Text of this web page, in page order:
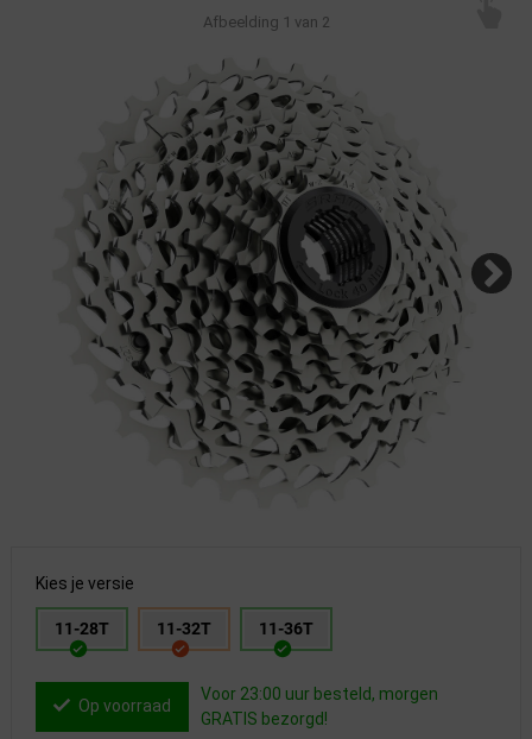
Afbeelding 1 van 2
Kies je versie
11-28T 11-32T 11-36T
Op voorraad
Voor 23:00 uur besteld, morgen
GRATIS bezorgd!